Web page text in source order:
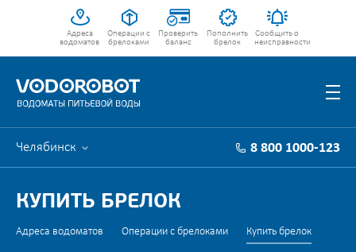
Адреса
водоматов
Операции с
брелоками
Проверить
баланс
Пополнить
брелок
Сообщить о
неисправности
Челябинск 8 800 1000-123
КУПИТЬ БРЕЛОК
Адреса водоматов Операции с брелоками Купить брелок